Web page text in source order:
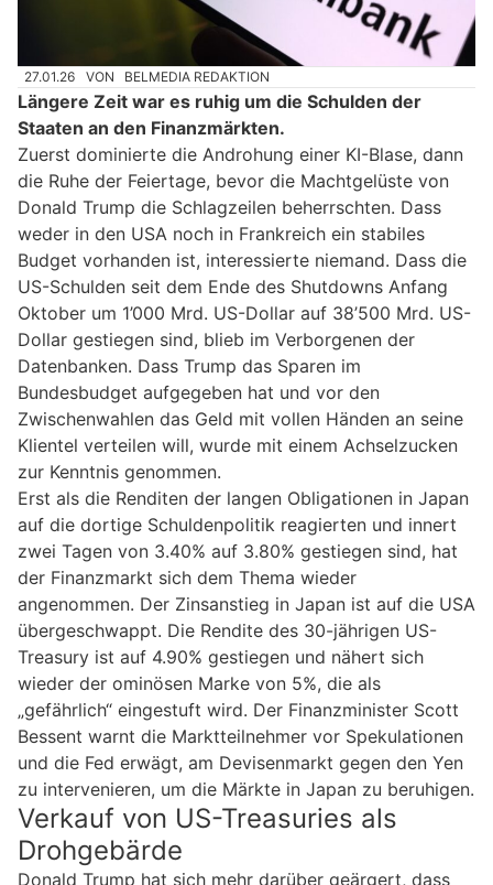
27.01.26 VON BELMEDIA REDAKTION
Längere Zeit war es ruhig um die Schulden der
Staaten an den Finanzmärkten.
Zuerst dominierte die Androhung einer KI-Blase, dann
die Ruhe der Feiertage, bevor die Machtgelüste von
Donald Trump die Schlagzeilen beherrschten. Dass
weder in den USA noch in Frankreich ein stabiles
Budget vorhanden ist, interessierte niemand. Dass die
US-Schulden seit dem Ende des Shutdowns Anfang
Oktober um 1’000 Mrd. US-Dollar auf 38’500 Mrd. US-
Dollar gestiegen sind, blieb im Verborgenen der
Datenbanken. Dass Trump das Sparen im
Bundesbudget aufgegeben hat und vor den
Zwischenwahlen das Geld mit vollen Händen an seine
Klientel verteilen will, wurde mit einem Achselzucken
zur Kenntnis genommen.
Erst als die Renditen der langen Obligationen in Japan
auf die dortige Schuldenpolitik reagierten und innert
zwei Tagen von 3.40% auf 3.80% gestiegen sind, hat
der Finanzmarkt sich dem Thema wieder
angenommen. Der Zinsanstieg in Japan ist auf die USA
übergeschwappt. Die Rendite des 30-jährigen US-
Treasury ist auf 4.90% gestiegen und nähert sich
wieder der ominösen Marke von 5%, die als
„gefährlich“ eingestuft wird. Der Finanzminister Scott
Bessent warnt die Marktteilnehmer vor Spekulationen
und die Fed erwägt, am Devisenmarkt gegen den Yen
zu intervenieren, um die Märkte in Japan zu beruhigen.
Verkauf von US-Treasuries als
Drohgebärde
Donald Trump hat sich mehr darüber geärgert, dass